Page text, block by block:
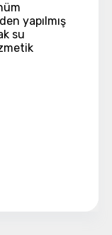
yapılmış
su